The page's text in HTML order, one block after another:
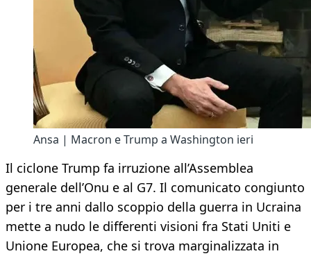
Ansa | Macron e Trump a Washington ieri
Il ciclone Trump fa irruzione all’Assemblea
generale dell’Onu e al G7. Il comunicato congiunto
per i tre anni dallo scoppio della guerra in Ucraina
mette a nudo le differenti visioni fra Stati Uniti e
Unione Europea, che si trova marginalizzata in